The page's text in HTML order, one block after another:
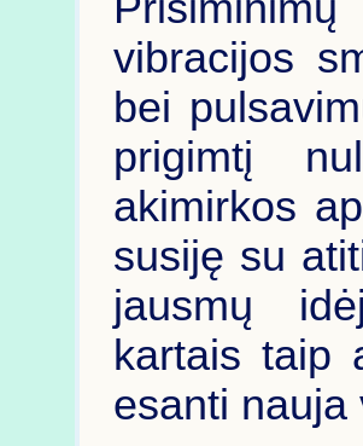
vibracijos
bei
prigimtį
akimirkos
susiję su
jausmų
kartais taip
esanti nauja